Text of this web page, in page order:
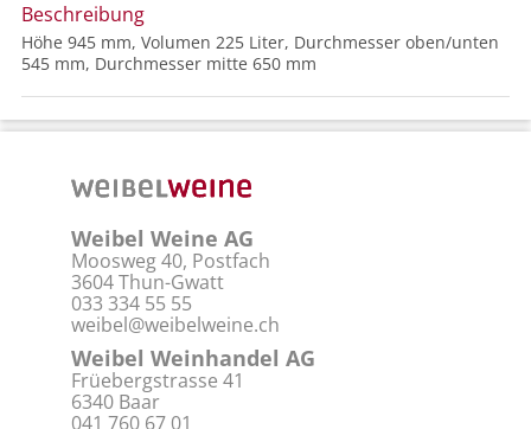
Beschreibung
Höhe 945 mm, Volumen 225 Liter, Durchmesser oben/unten
545 mm, Durchmesser mitte 650 mm
Weibel Weine AG
Moosweg 40, Postfach
3604 Thun-Gwatt
033 334 55 55
weibel@weibelweine.ch
Weibel Weinhandel AG
Früebergstrasse 41
6340 Baar
041 760 67 01